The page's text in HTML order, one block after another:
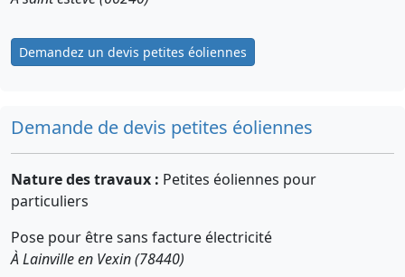
Demandez un devis petites éoliennes
Demande de devis petites éoliennes
Nature des travaux : Petites éoliennes pour
particuliers
Pose pour être sans facture électricité
À Lainville en Vexin (78440)